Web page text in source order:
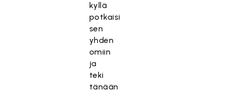
kyllä
potkaisi
sen
yhden
omiin
ja
teki
tänään